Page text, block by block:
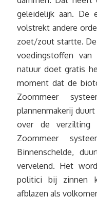
geleidelijk aan. De
volstrekt andere
zoet/zout startte.
voedingstoffen
natuur doet gratis
moment dat de
Zoommeer
plannenmakerij
over de verzilting
Zoommeer
Binnenschelde,
vervelend. Het
politici bij zinnen
afblazen als